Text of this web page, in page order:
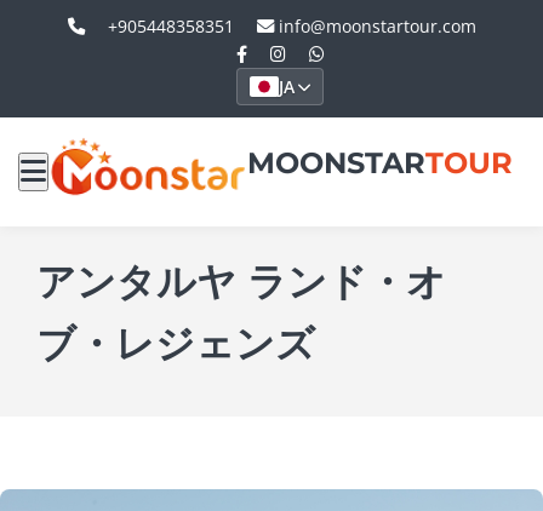
+905448358351 info@moonstartour.com
JA
MOONSTARTOUR
アンタルヤ ランド・オ
ブ・レジェンズ